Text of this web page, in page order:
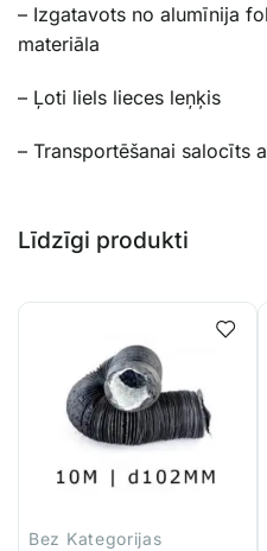
– Izgatavots no alumīnija
materiāla
– Ļoti liels lieces leņķis
– Transportēšanai salocīts
Līdzīgi produkti
Bez Kategorijas